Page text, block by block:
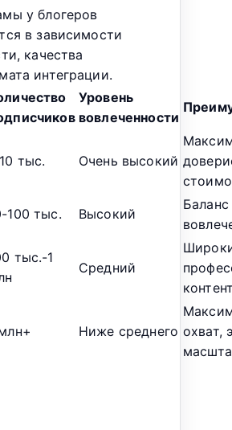
у блогеров
в зависимости
качества
интеграции.
Уровень
вовлеченности
тыс. Очень высокий
100 тыс. Высокий
тыс.-1
Средний
Ниже среднего охват,